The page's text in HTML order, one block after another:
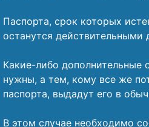
Паспорта, срок которых
останутся действительными
Какие-либо дополнительные
нужны, а тем, кому все же
паспорта, выдадут его в
В этом случае необходимо